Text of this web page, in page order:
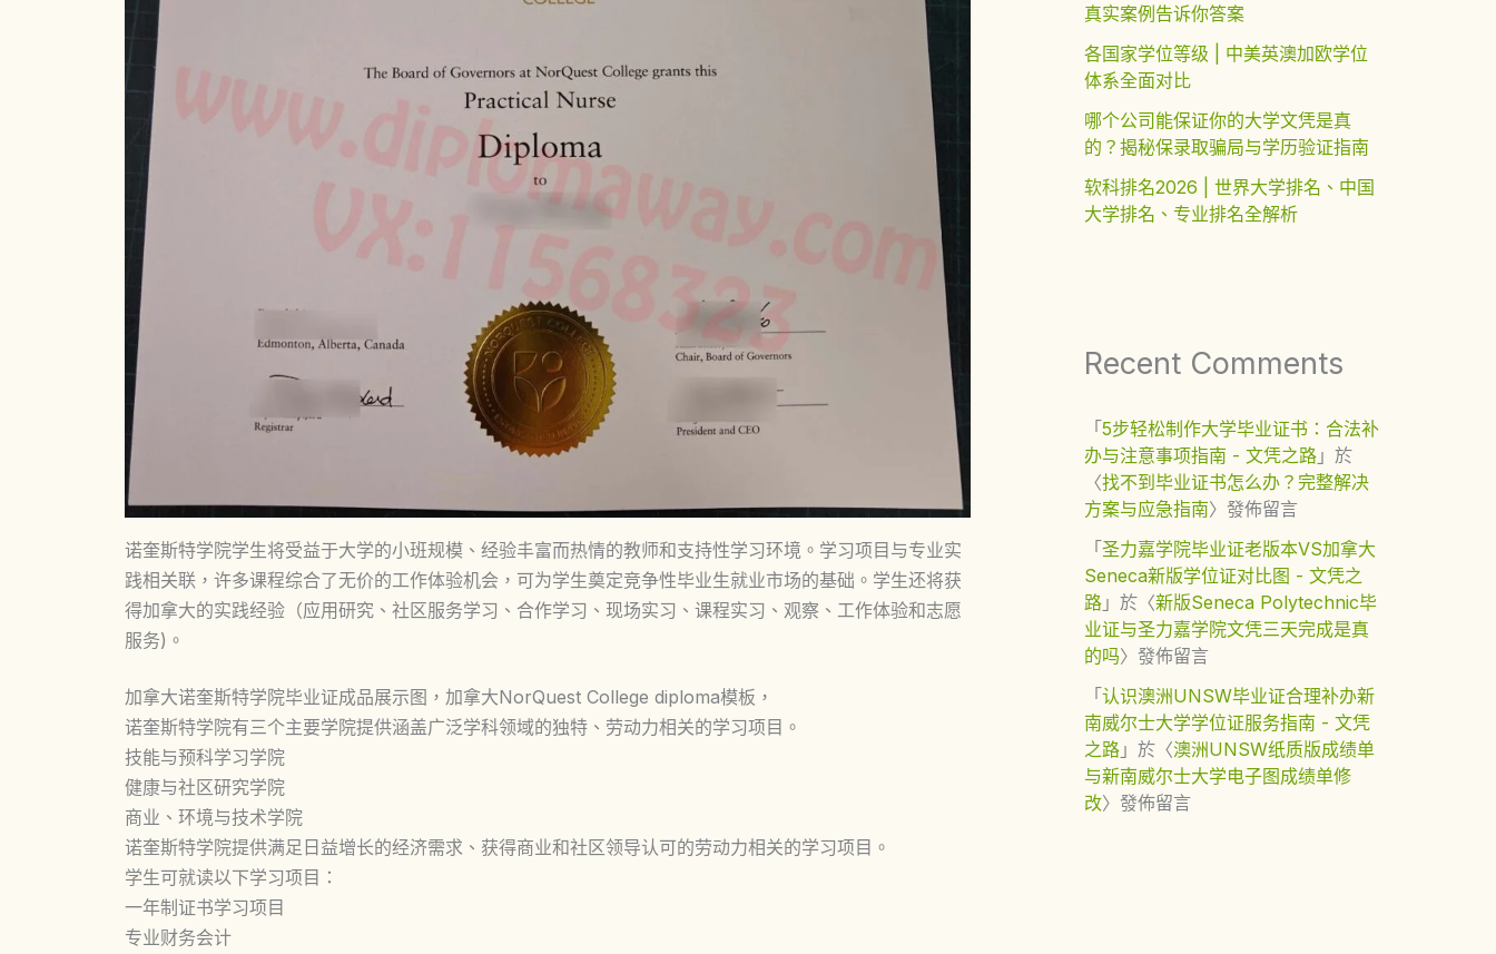
诺奎斯特学院学生将受益于大学的小班规模、经验丰富而热情的教师和支持性学习环境。学习项目与专业实
践相关联，许多课程综合了无价的工作体验机会，可为学生奠定竞争性毕业生就业市场的基础。学生还将获
得加拿大的实践经验（应用研究、社区服务学习、合作学习、现场实习、课程实习、观察、工作体验和志愿
服务)。
加拿大诺奎斯特学院毕业证成品展示图，加拿大NorQuest College diploma模板，
诺奎斯特学院有三个主要学院提供涵盖广泛学科领域的独特、劳动力相关的学习项目。
技能与预科学习学院
健康与社区研究学院
商业、环境与技术学院
诺奎斯特学院提供满足日益增长的经济需求、获得商业和社区领导认可的劳动力相关的学习项目。
学生可就读以下学习项目：
一年制证书学习项目
专业财务会计
真实案例告诉你答案
各国家学位等级 | 中美英澳加欧学位
体系全面对比
哪个公司能保证你的大学文凭是真
的？揭秘保录取骗局与学历验证指南
软科排名2026 | 世界大学排名、中国
大学排名、专业排名全解析
Recent Comments
「5步轻松制作大学毕业证书：合法补
办与注意事项指南 - 文凭之路 」於
〈找不到毕业证书怎么办？完整解决
方案与应急指南〉發佈留言
「圣力嘉学院毕业证老版本VS加拿大
Seneca新版学位证对比图 - 文凭之
路 」於〈新版Seneca Polytechnic毕
业证与圣力嘉学院文凭三天完成是真
的吗〉發佈留言
「认识澳洲UNSW毕业证合理补办新
南威尔士大学学位证服务指南 - 文凭
之路 」於〈澳洲UNSW纸质版成绩单
与新南威尔士大学电子图成绩单修
改〉發佈留言